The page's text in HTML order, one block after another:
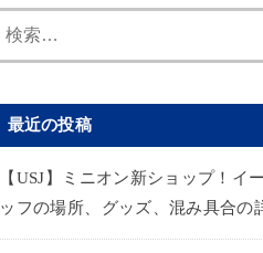
最近の投稿
【USJ】ミニオン新ショップ！イ
ッフの場所、グッズ、混み具合の